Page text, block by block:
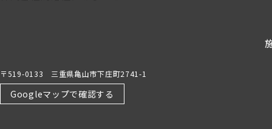
〒519-0133 三重県亀山市下庄町2741-1
Googleマップで確認する